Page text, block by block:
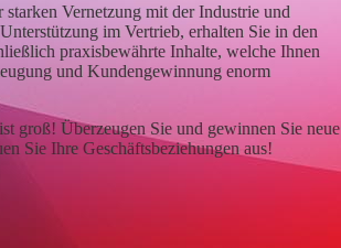
starken Vernetzung mit der Industrie und
im Vertrieb, erhalten Sie in den
praxisbewährte Inhalte, welche Ihnen
und Kundengewinnung enorm
groß! Überzeugen Sie und gewinnen Sie neue
Sie Ihre Geschäftsbeziehungen aus!